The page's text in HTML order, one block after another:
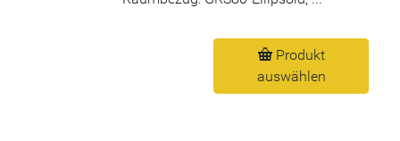
Produkt
auswählen